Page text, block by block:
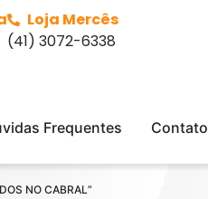
Loja Mercês
(41) 3072-6338
Frequentes Contato
NO CABRAL”